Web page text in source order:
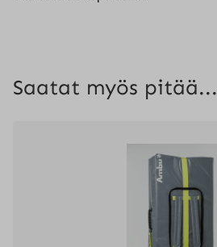
Saatat myös pitää...